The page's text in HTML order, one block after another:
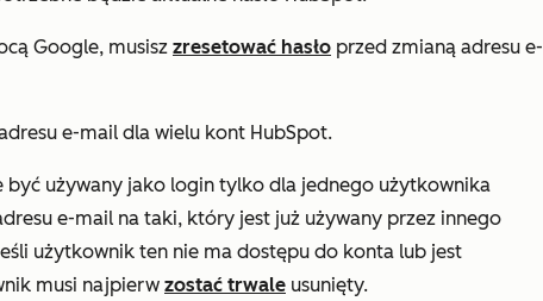
Google, musisz zresetować hasło przed zmianą adresu e-
e-mail dla wielu kont HubSpot.
być używany jako login tylko dla jednego użytkownika
e-mail na taki, który jest już używany przez innego
użytkownik ten nie ma dostępu do konta lub jest
musi najpierw zostać trwale usunięty.